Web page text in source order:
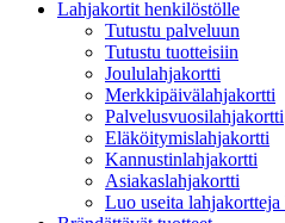
Lahjakortit henkilöstölle
Tutustu palveluun
Tutustu tuotteisiin
Joululahjakortti
Merkkipäivälahjakortti
Palvelusvuosilahjakortti
Eläköitymislahjakortti
Kannustinlahjakortti
Asiakaslahjakortti
Luo useita lahjakortteja